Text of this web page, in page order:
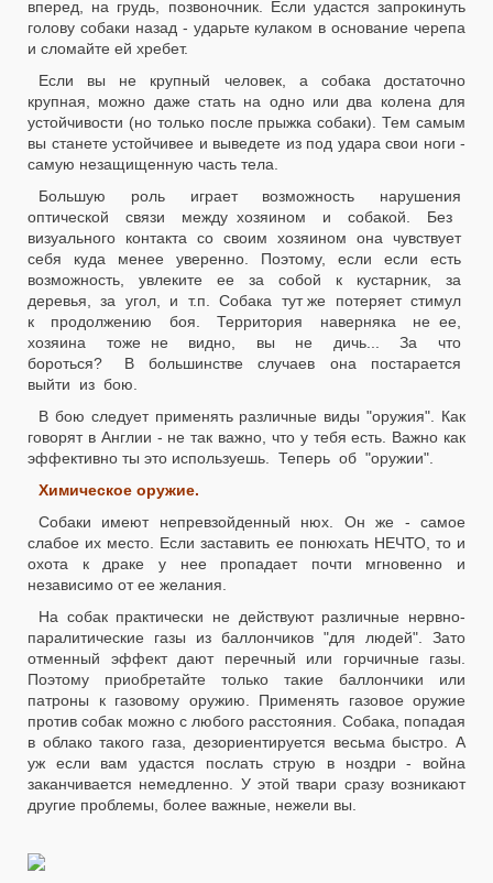
вперед, на грудь, позвоночник. Если удастся запрокинуть
голову собаки назад - ударьте кулаком в основание черепа
и сломайте ей хребет.
Если вы не крупный человек, а собака достаточно
крупная, можно даже стать на одно или два колена для
устойчивости (но только после прыжка собаки). Тем самым
вы станете устойчивее и выведете из под удара свои ноги -
самую незащищенную часть тела.
Большую роль играет возможность нарушения
оптической связи между хозяином и собакой. Без
визуального контакта со своим хозяином она чувствует
себя куда менее уверенно. Поэтому, если если есть
возможность, увлеките ее за собой к кустарник, за
деревья, за угол, и т.п. Собака тут же потеряет стимул
к продолжению боя. Территория наверняка не ее,
хозяина тоже не видно, вы не дичь... За что
бороться? В большинстве случаев она постарается
выйти из бою.
В бою следует применять различные виды "оружия". Как
говорят в Англии - не так важно, что у тебя есть. Важно как
эффективно ты это используешь. Теперь об "оружии".
Химическое оружие.
Собаки имеют непревзойденный нюх. Он же - самое
слабое их место. Если заставить ее понюхать НЕЧТО, то и
охота к драке у нее пропадает почти мгновенно и
независимо от ее желания.
На собак практически не действуют различные нервно-
паралитические газы из баллончиков "для людей". Зато
отменный эффект дают перечный или горчичные газы.
Поэтому приобретайте только такие баллончики или
патроны к газовому оружию. Применять газовое оружие
против собак можно с любого расстояния. Собака, попадая
в облако такого газа, дезориентируется весьма быстро. А
уж если вам удастся послать струю в ноздри - война
заканчивается немедленно. У этой твари сразу возникают
другие проблемы, более важные, нежели вы.